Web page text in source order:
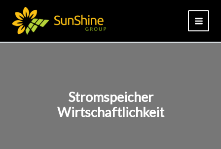
Inhalt
springen
Stromspeicher
Wirtschaftlichkeit